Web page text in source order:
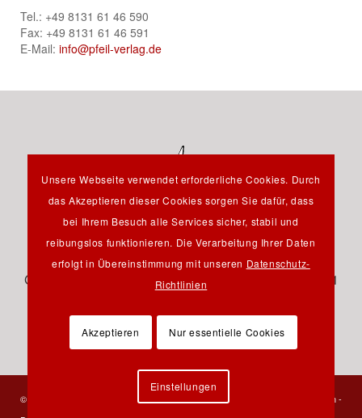
Tel.: +49 8131 61 46 590
Fax: +49 8131 61 46 591
E-Mail: info@pfeil-verlag.de
Hauptstraße 12B - 85232 Bergkirchen OT Günding -
Germany - Tel.: +49 8131 61 46 590 - Fax: +49 8131 61
© 2023 Verlag Dr. Friedrich Pfeil - Alle Rechte vorbehalten - Impressum-
Unsere Webseite verwendet erforderliche Cookies. Durch
das Akzeptieren dieser Cookies sorgen Sie dafür, dass
bei Ihrem Besuch alle Services sicher, stabil und
reibungslos funktionieren. Die Verarbeitung Ihrer Daten
erfolgt in Übereinstimmung mit unseren Datenschutz-
Richtlinien
Akzeptieren Nur essentielle Cookies
Einstellungen